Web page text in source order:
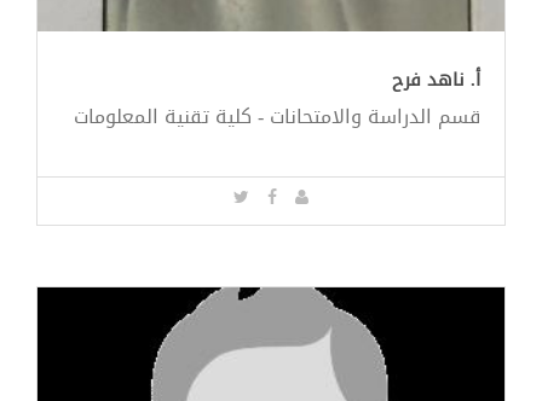
أ. ناهد فرح
قسم الدراسة والامتحانات - كلية تقنية المعلومات